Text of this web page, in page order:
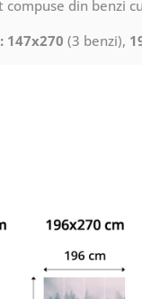
compuse din benzi
147x270 (3 benzi),